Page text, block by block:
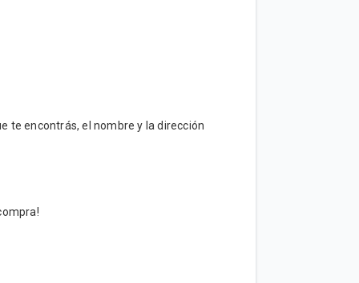
te encontrás, el nombre y la dirección